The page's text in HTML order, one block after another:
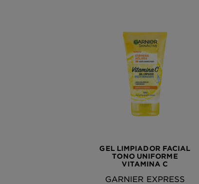
GEL LIMPIADOR FACIAL
TONO UNIFORME
VITAMINA C
GARNIER EXPRESS